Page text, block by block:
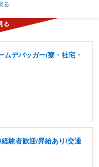
る
ムデバッガー/寮・社宅・
験者歓迎/昇給あり/交通